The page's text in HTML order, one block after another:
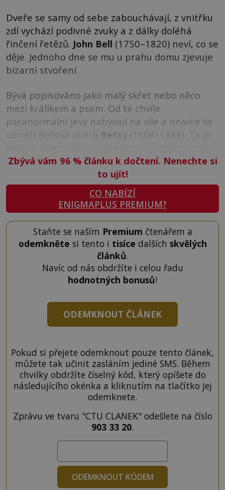
Dveře se samy od sebe zabouchávají, z vnitřku
zdí vychází podivné zvuky a z dálky doléhá
řinčení řetězů. John Bell (1750–1820) neví, co se
děje. Jednoho dne se mu u prahu domu zjevuje
bizarní stvoření.
Bývá popisováno jako malý skřet nebo něco
mezi králíkem a psem. Od té chvíle
paranormální jevy nabývají na síle a nejvíce to
odnáší Bellova dcera Betsy
(1806–1888). Ta je
Zbývá vám 96 %článku k dočtení. Nenechte si
to ujít!
CO NABÍZÍ
ENIGMAPLUS PREMIUM?
Staňte se naším Premium čtenářem a
odemkněte si tento i tisíce dalších skvělých
článků.
Navíc od nás obdržíte i celou řadu
hodnotných bonusů!
ODEMKNOUT ČLÁNEK
Pokud si přejete odemknout pouze tento článek,
můžete tak učinit zasláním jediné SMS. Během
chvilky obdržíte číselný kód, který opíšete do
následujícího okénka a kliknutím na tlačítko jej
odemknete.
Zprávu ve tvaru "CTU CLANEK" odešlete na číslo
903 33 20.
ODEMKNOUT KÓDEM